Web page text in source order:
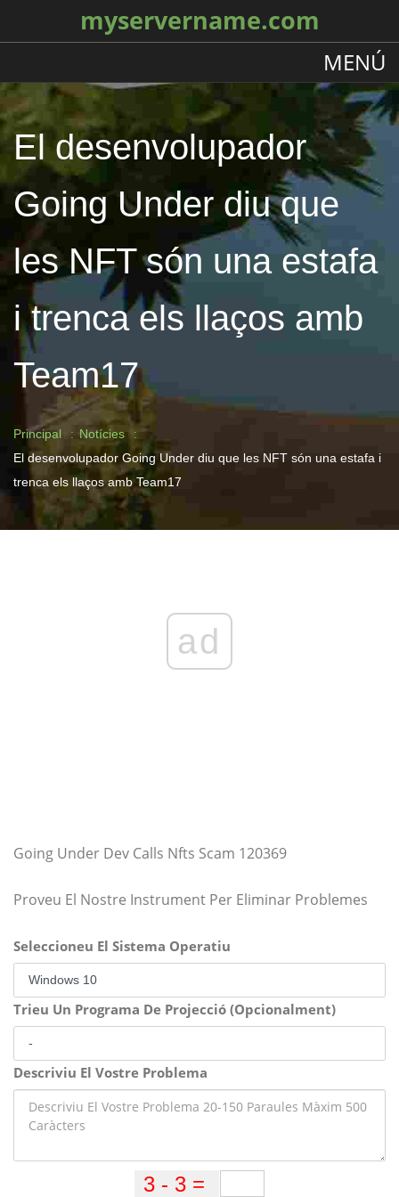
myservername.com
MENÚ
El desenvolupador
Going Under diu que
les NFT són una estafa
i trenca els llaços amb
Team17
Principal
Notícies
El desenvolupador Going Under diu que les NFT són una estafa i
trenca els llaços amb Team17
ad
Going Under Dev Calls Nfts Scam 120369
Proveu El Nostre Instrument Per Eliminar Problemes
Seleccioneu El Sistema Operatiu
Trieu Un Programa De Projecció (Opcionalment)
Descriviu El Vostre Problema